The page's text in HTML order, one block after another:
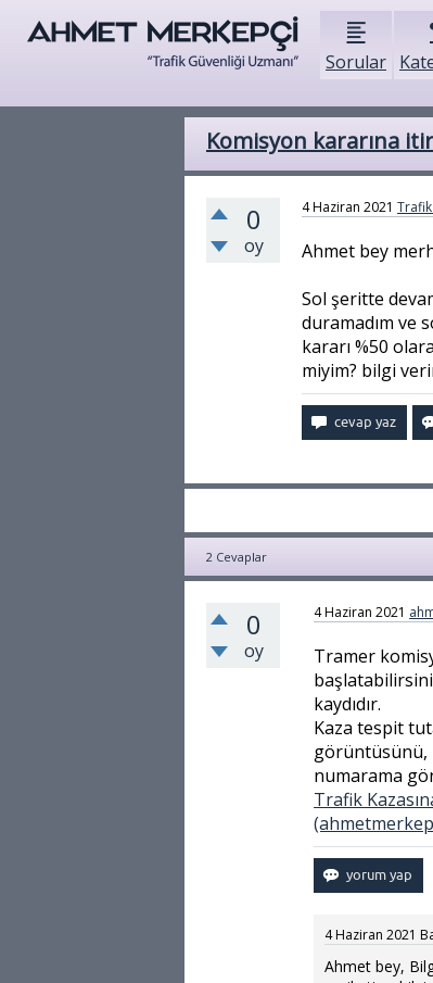
Sorular
Komisyon kararına
0
oy
4 Haziran 2021
Ahmet bey
Sol şeritte
duramadım ve
kararı %50
miyim? bilgi
2 Cevaplar
0
oy
4 Haziran 2021
Tramer
kaydıdır.
Kaza tespit
görüntüsünü,
numarama
Trafik
4 Haziran 2021
Ahmet bey,